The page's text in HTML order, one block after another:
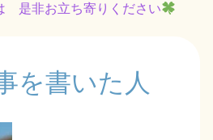
是非お立ち寄りください
を書いた人